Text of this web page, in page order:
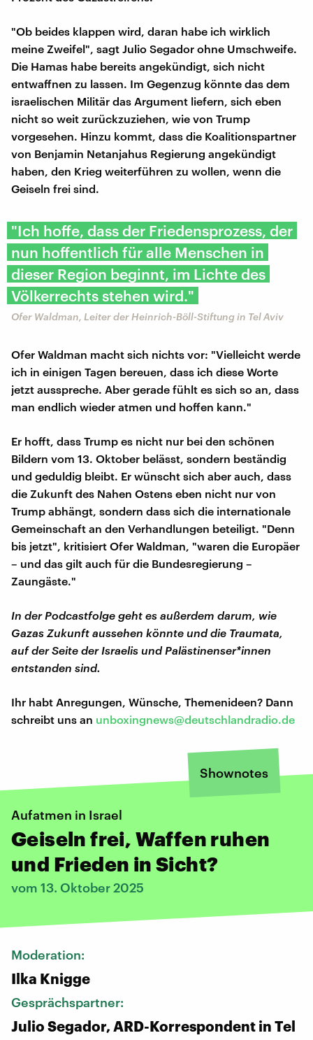
"Ob beides klappen wird, daran habe ich wirklich
meine Zweifel", sagt Julio Segador ohne Umschweife.
Die Hamas habe bereits angekündigt, sich nicht
entwaffnen zu lassen. Im Gegenzug könnte das dem
israelischen Militär das Argument liefern, sich eben
nicht so weit zurückzuziehen, wie von Trump
vorgesehen. Hinzu kommt, dass die Koalitionspartner
von Benjamin Netanjahus Regierung angekündigt
haben, den Krieg weiterführen zu wollen, wenn die
Geiseln frei sind.
"Ich hoffe, dass der Friedensprozess, der
nun hoffentlich für alle Menschen in
dieser Region beginnt, im Lichte des
Völkerrechts stehen wird."
Ofer Waldman, Leiter der Heinrich-Böll-Stiftung in Tel Aviv
Ofer Waldman macht sich nichts vor: "Vielleicht werde
ich in einigen Tagen bereuen, dass ich diese Worte
jetzt ausspreche. Aber gerade fühlt es sich so an, dass
man endlich wieder atmen und hoffen kann."
Er hofft, dass Trump es nicht nur bei den schönen
Bildern vom 13. Oktober belässt, sondern beständig
und geduldig bleibt. Er wünscht sich aber auch, dass
die Zukunft des Nahen Ostens eben nicht nur von
Trump abhängt, sondern dass sich die internationale
Gemeinschaft an den Verhandlungen beteiligt. "Denn
bis jetzt", kritisiert Ofer Waldman, "waren die Europäer
– und das gilt auch für die Bundesregierung –
Zaungäste."
In der Podcastfolge geht es außerdem darum, wie
Gazas Zukunft aussehen könnte und die Traumata,
auf der Seite der Israelis und Palästinenser*innen
entstanden sind.
Ihr habt Anregungen, Wünsche, Themenideen? Dann
schreibt uns an unboxingnews@deutschlandradio.de
Shownotes
Aufatmen in Israel
Geiseln frei, Waffen ruhen
und Frieden in Sicht?
vom 13. Oktober 2025
Moderation:
Ilka Knigge
Gesprächspartner:
Julio Segador, ARD-Korrespondent in Tel